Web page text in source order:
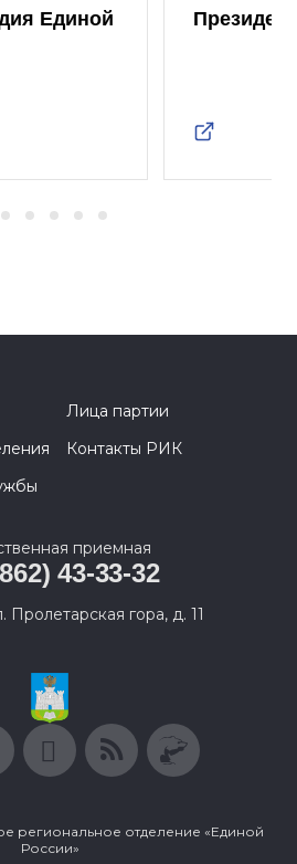
Единой
Лица партии
Контакты РИК
приемная
43-33-32
Пролетарская гора, д. 11
региональное отделение «Единой
России»